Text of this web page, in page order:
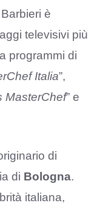
è
televisivi più
programmi di
Italia”,
MasterChef” e
di
di Bologna.
italiana,